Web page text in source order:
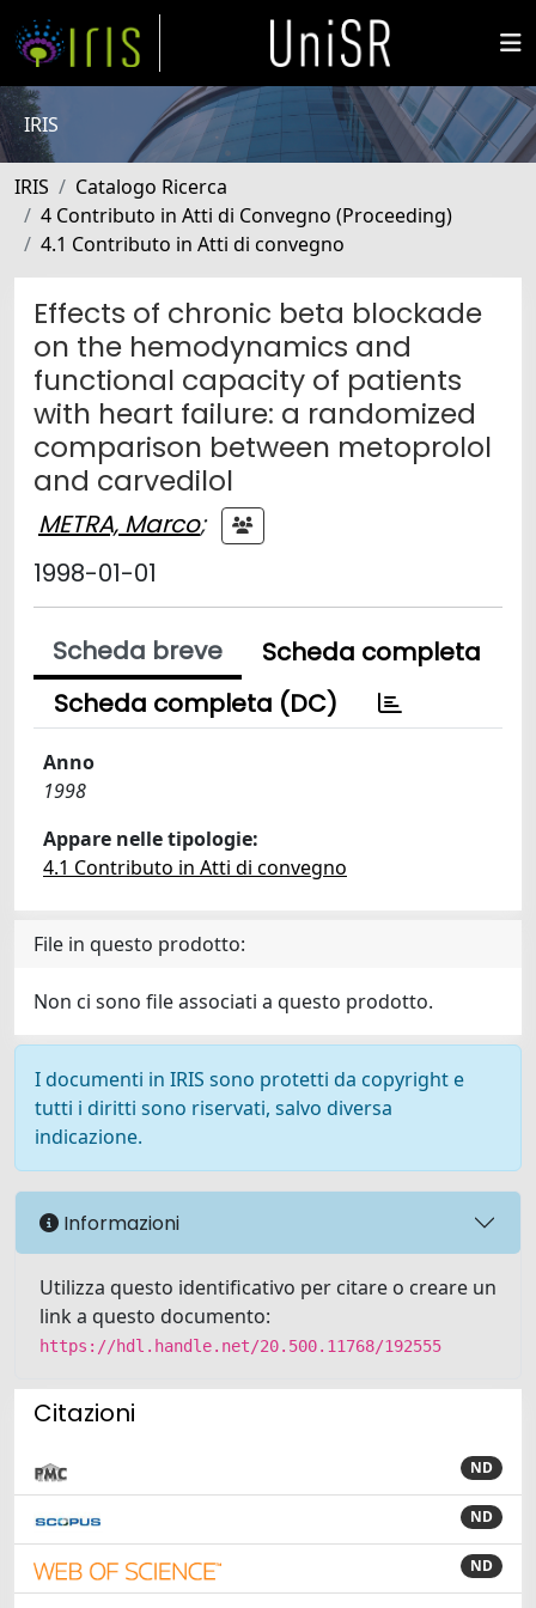
IRIS
IRIS
Catalogo Ricerca
4 Contributo in Atti di Convegno (Proceeding)
4.1 Contributo in Atti di convegno
Effects of chronic beta blockade
on the hemodynamics and
functional capacity of patients
with heart failure: a randomized
comparison between metoprolol
and carvedilol
METRA, Marco;
1998-01-01
Scheda breve
Scheda completa
Scheda completa (DC)
Anno
1998
Appare nelle tipologie:
4.1 Contributo in Atti di convegno
File in questo prodotto:
Non ci sono file associati a questo prodotto.
I documenti in IRIS sono protetti da copyright e
tutti i diritti sono riservati, salvo diversa
indicazione.
Informazioni
Utilizza questo identificativo per citare o creare un
link a questo documento:
https://hdl.handle.net/20.500.11768/192555
Citazioni
ND
ND
ND